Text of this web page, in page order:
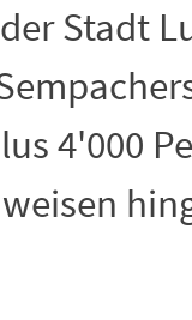
Stadt
4'000